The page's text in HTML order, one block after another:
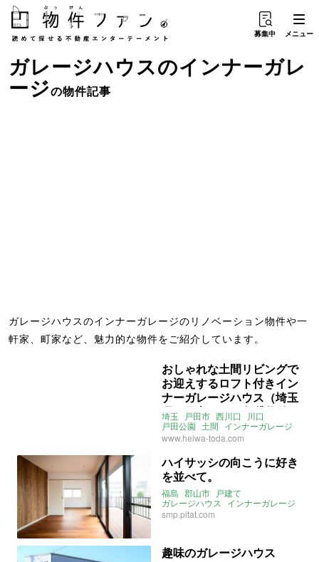
募集中 メニュー
ガレージハウスのインナーガレ
ージの物件記事
ガレージハウスのインナーガレージのリノベーション物件や一
軒家、町家など、魅力的な物件をご紹介しています。
おしゃれな土間リビングで
お迎えするロフト付きイン
ナーガレージハウス（埼玉
県戸田市61㎡の賃貸物件）
埼玉 戸田市 西川口
川口
戸田公園 土間 インナーガレージ
ガレージハウス
ロフト
ライター：葱山紫蘇子
www.heiwa-toda.com
ハイサッシの向こうに好き
を並べて。
福島 郡山市 戸建て
ガレージハウス
インナーガレージ
バルコニー 郡山
smp.pitat.com
趣味のガレージハウス